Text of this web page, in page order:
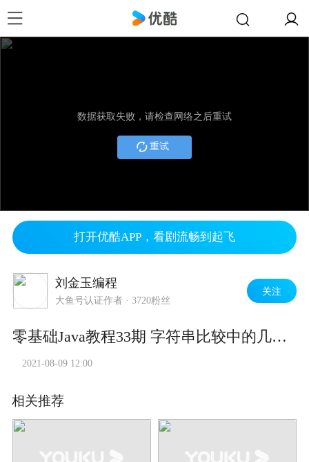
数据获取失败，请检查网络之后重试
重试
打开优酷APP，看剧流畅到起飞
刘金玉编程
大鱼号认证作者 ·3720粉丝
关注
零基础Java教程33期 字符串比较中的几个讲究，刘金玉编程，编程创造城市
2021-08-09 12:00
相关推荐